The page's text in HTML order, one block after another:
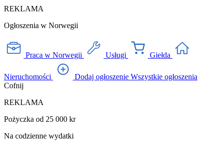
REKLAMA
Ogłoszenia w Norwegii
Praca w Norwegii Usługi Giełda
Nieruchomości Dodaj ogłoszenie Wszystkie ogłoszenia
Cofnij
REKLAMA
Pożyczka od 25 000 kr
Na codzienne wydatki